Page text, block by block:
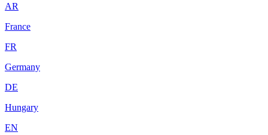
AR
France
FR
Germany
DE
Hungary
EN